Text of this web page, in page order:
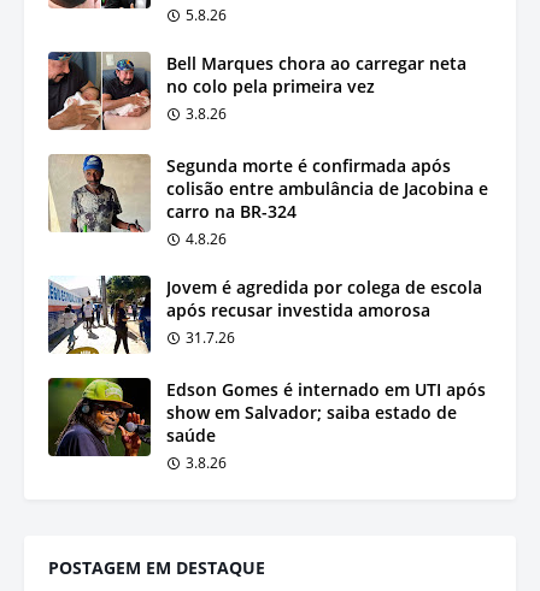
5.8.26
Bell Marques chora ao carregar neta
no colo pela primeira vez
3.8.26
Segunda morte é confirmada após
colisão entre ambulância de Jacobina e
carro na BR-324
4.8.26
Jovem é agredida por colega de escola
após recusar investida amorosa
31.7.26
Edson Gomes é internado em UTI após
show em Salvador; saiba estado de
saúde
3.8.26
POSTAGEM EM DESTAQUE